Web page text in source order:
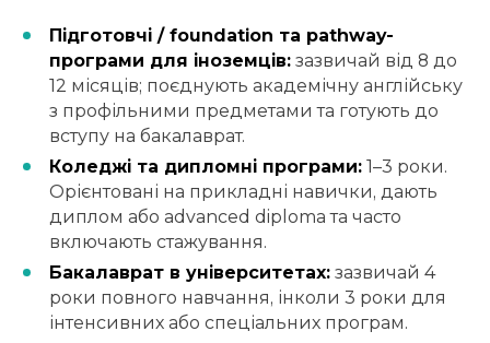
Підготовчі / foundation та pathway-
програми для іноземців: зазвичай від 8 до
12 місяців; поєднують академічну англійську
з профільними предметами та готують до
вступу на бакалаврат.
Коледжі та дипломні програми: 1–3 роки.
Орієнтовані на прикладні навички, дають
диплом або advanced diploma та часто
включають стажування.
Бакалаврат в університетах: зазвичай 4
роки повного навчання, інколи 3 роки для
інтенсивних або спеціальних програм.